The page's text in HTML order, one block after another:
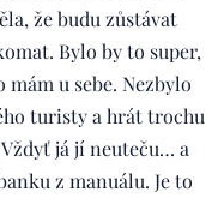
že budu zůstávat
Bylo by to super,
u sebe. Nezbylo
turisty a hrát trochu
já jí neuteču… a
z manuálu. Je to